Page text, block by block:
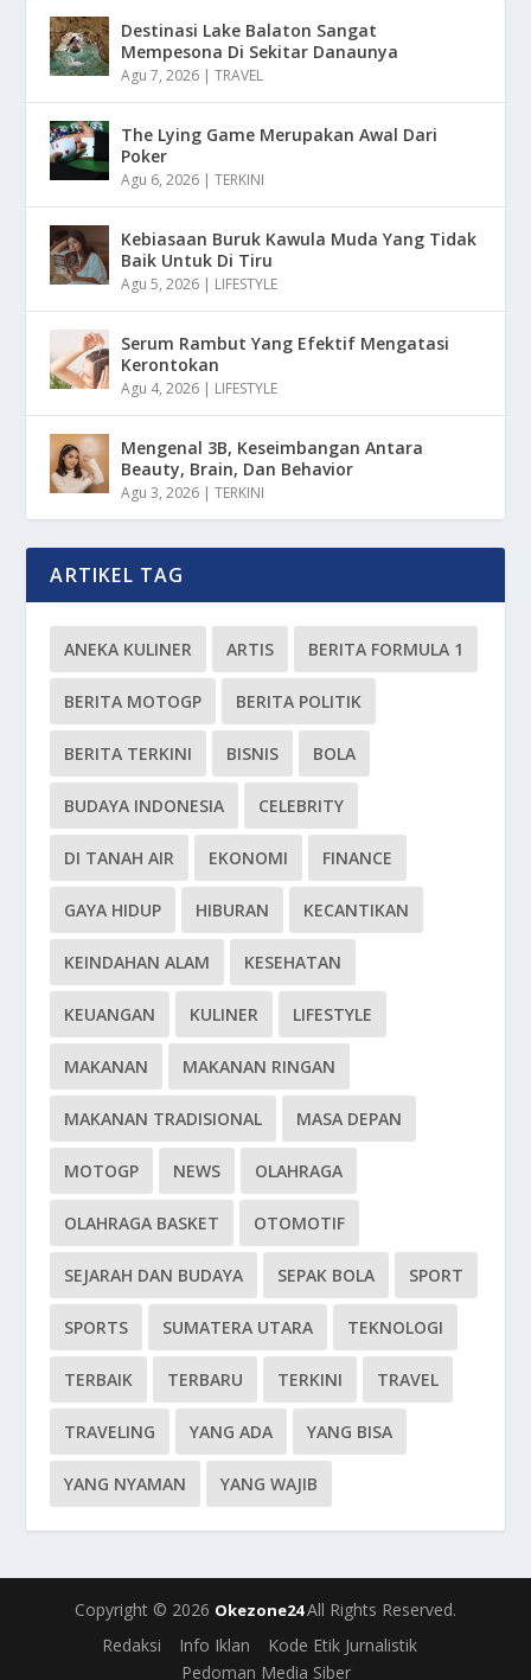
Destinasi Lake Balaton Sangat
Mempesona Di Sekitar Danaunya
Agu 7, 2026 |TRAVEL
The Lying Game Merupakan Awal Dari
Poker
Agu 6, 2026 |TERKINI
Kebiasaan Buruk Kawula Muda Yang Tidak
Baik Untuk Di Tiru
Agu 5, 2026 | LIFESTYLE
Serum Rambut Yang Efektif Mengatasi
Kerontokan
Agu 4, 2026 | LIFESTYLE
Mengenal 3B, Keseimbangan Antara
Beauty, Brain, Dan Behavior
Agu 3, 2026 |TERKINI
ARTIKEL TAG
ANEKA KULINER ARTIS BERITA FORMULA 1
BERITA MOTOGP BERITA POLITIK
BERITA TERKINI BISNIS BOLA
BUDAYA INDONESIA CELEBRITY
DI TANAH AIR EKONOMI FINANCE
GAYA HIDUP HIBURAN KECANTIKAN
KEINDAHAN ALAM KESEHATAN
KEUANGAN KULINER LIFESTYLE
MAKANAN MAKANAN RINGAN
MAKANAN TRADISIONAL MASA DEPAN
MOTOGP NEWS OLAHRAGA
OLAHRAGA BASKET OTOMOTIF
SEJARAH DAN BUDAYA SEPAK BOLA SPORT
SPORTS SUMATERA UTARA TEKNOLOGI
TERBAIK TERBARU TERKINI TRAVEL
TRAVELING YANG ADA YANG BISA
YANG NYAMAN YANG WAJIB
Copyright © 2026 Okezone24All Rights Reserved.
Redaksi
Info Iklan
Kode Etik Jurnalistik
Pedoman Media Siber